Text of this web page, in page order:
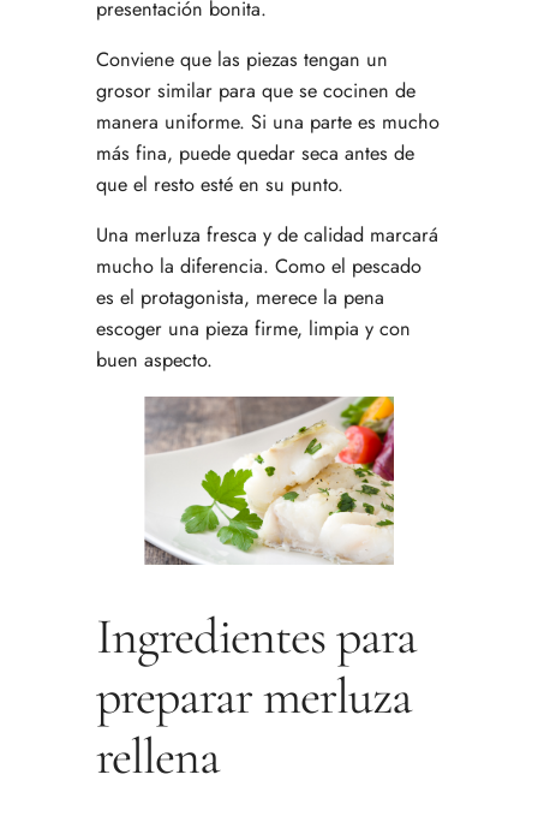
presentación bonita.
Conviene que las piezas tengan un
grosor similar para que se cocinen de
manera uniforme. Si una parte es mucho
más fina, puede quedar seca antes de
que el resto esté en su punto.
Una merluza fresca y de calidad marcará
mucho la diferencia. Como el pescado
es el protagonista, merece la pena
escoger una pieza firme, limpia y con
buen aspecto.
Ingredientes para
preparar merluza
rellena